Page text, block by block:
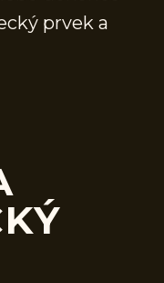
prvek a